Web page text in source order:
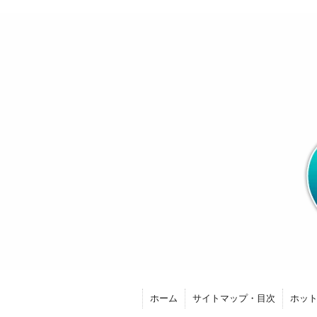
ホーム サイトマップ・目次 ホッ